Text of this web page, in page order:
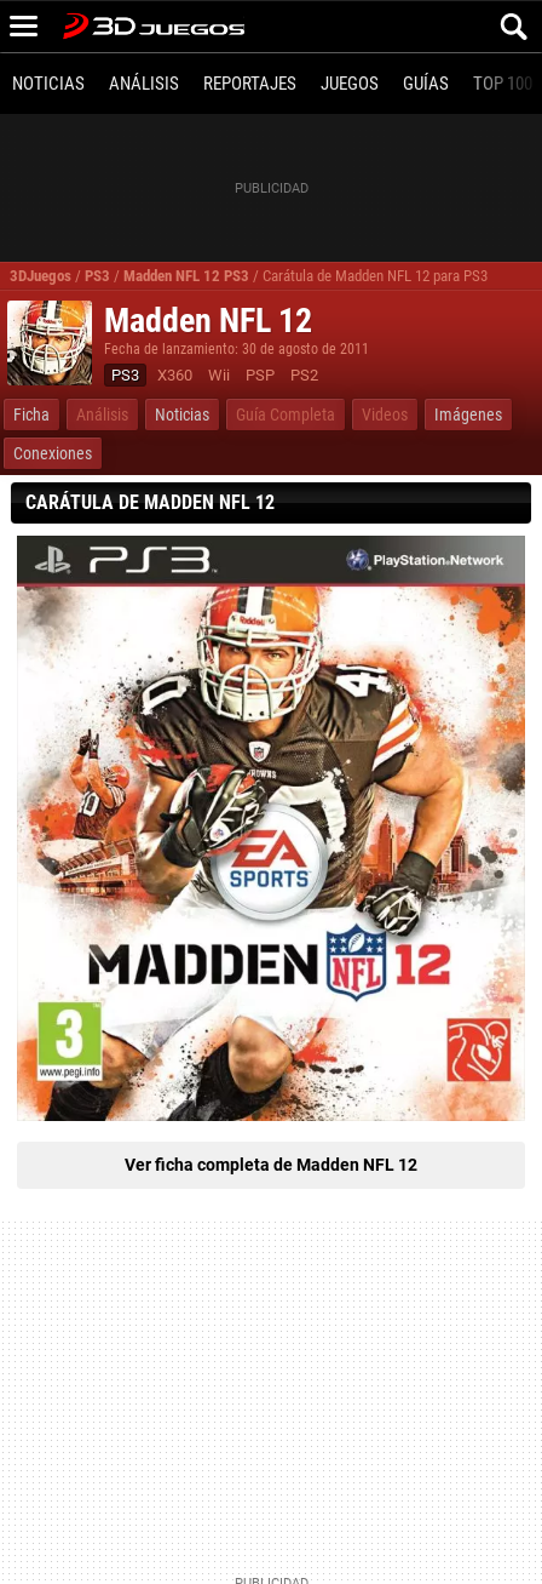
NOTICIAS ANÁLISIS REPORTAJES JUEGOS GUÍAS TOP 100
3DJuegos / PS3 / Madden NFL 12 PS3 / Carátula de Madden NFL 12 para PS3
Madden NFL 12
Fecha de lanzamiento: 30 de agosto de 2011
PS3 X360 Wii PSP PS2
Ficha Análisis Noticias Guía Completa Videos
Imágenes
Conexiones
CARÁTULA DE MADDEN NFL 12
Ver ficha completa de Madden NFL 12